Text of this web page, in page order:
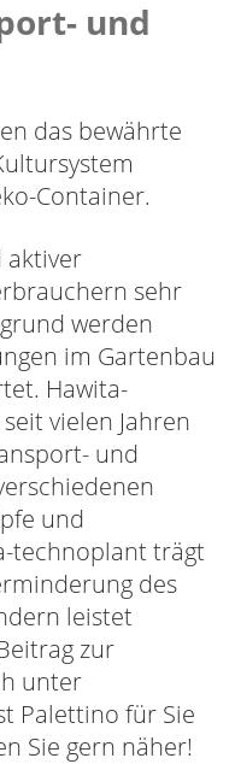
und
das bewährte
Container.
aktiver
sehr
werden
im Gartenbau
Hawita-
vielen Jahren
und
und
technoplant trägt
des
leistet
zur
unter
Palettino für Sie
Sie gern näher!